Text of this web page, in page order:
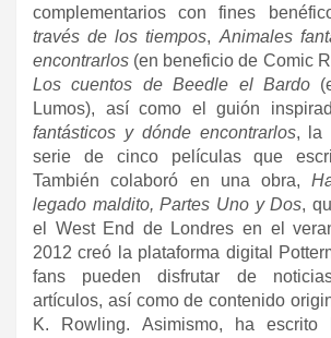
complementarios con fines
través de los tiempos, Animales
encontrarlos (en beneficio de Comic
Los cuentos de Beedle el Bardo
Lumos), así como el guión
fantásticos y dónde encontrarlos, la
serie de cinco películas que
También colaboró en una obra,
legado maldito, Partes Uno y Dos,
el West End de Londres en el
2012 creó la plataforma digital
fans pueden disfrutar de
artículos, así como de contenido
K. Rowling. Asimismo, ha escrito